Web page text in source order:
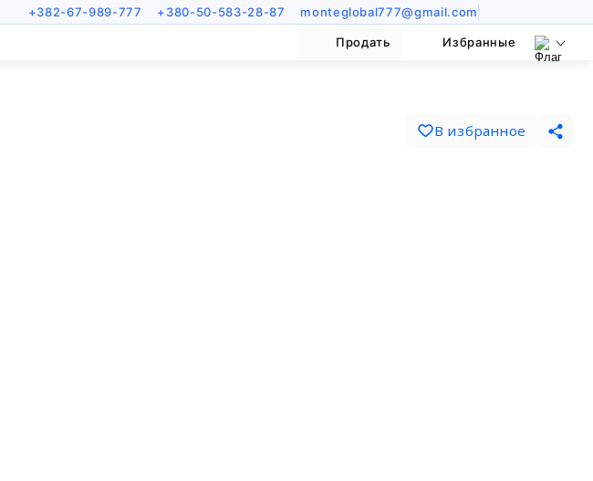
+382-67-989-777 +380-50-583-28-87 monteglobal777@gmail.com
Продать Избранные
В избранное